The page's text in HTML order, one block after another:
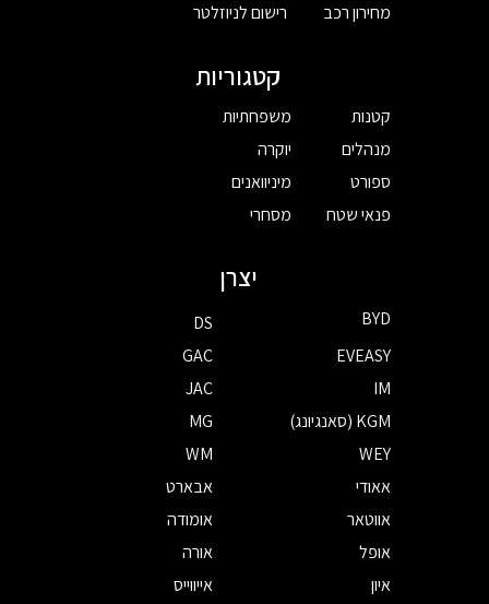
מחירון רכב
רישום לניוזלטר
קטגוריות
קטנות
מנהלים
ספורט
פנאי שטח
משפחתיות
יוקרה
מיניוואנים
מסחרי
יצרן
BYD
DS
EVEASY
GAC
IM
JAC
KGM (סאנגיונג)
MG
WEY
WM
אאודי
אבארט
אווטאר
אומודה
אופל
אורה
איון
אייווייס